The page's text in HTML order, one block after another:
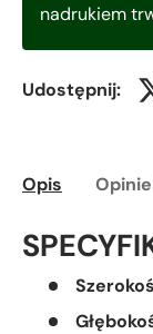
nadrukiem
Udostępnij:
Opis